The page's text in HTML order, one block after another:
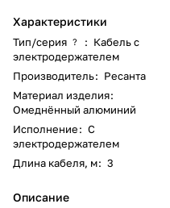
Характеристики
Тип/серия ? : Кабель с
электродержателем
Производитель: Ресанта
Материал изделия:
Омеднённый алюминий
Исполнение: С
электродержателем
Длина кабеля, м: 3
Описание